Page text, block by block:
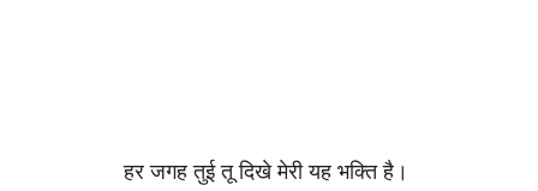
हर जगह तुई तू दिखे मेरी यह भक्ति है।